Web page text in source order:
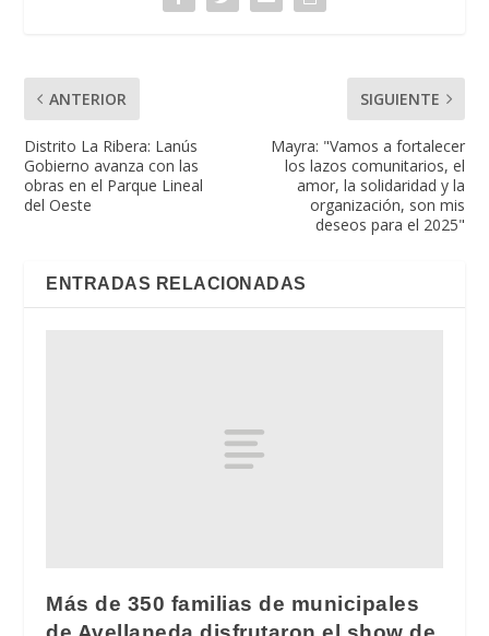
ANTERIOR
Distrito La Ribera: Lanús
Gobierno avanza con las
obras en el Parque Lineal
del Oeste
SIGUIENTE
Mayra: "Vamos a fortalecer
los lazos comunitarios, el
amor, la solidaridad y la
organización, son mis
deseos para el 2025"
ENTRADAS RELACIONADAS
Más de 350 familias de municipales